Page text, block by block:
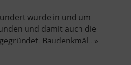
wurde in und um
und damit auch die
Baudenkmäl.. »